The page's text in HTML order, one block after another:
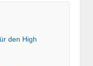
den High